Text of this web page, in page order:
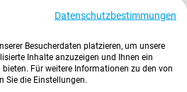
Datenschutzbestimmungen
Besucherdaten platzieren, um unsere
Inhalte anzuzeigen und Ihnen ein
Für weitere Informationen zu den von
Sie die Einstellungen.